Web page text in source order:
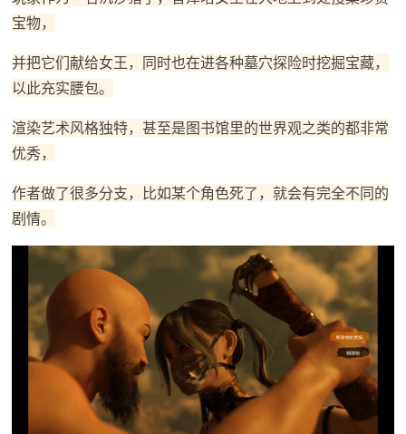
宝物，
并把它们献给女王，同时也在进各种墓穴探险时挖掘宝藏，
以此充实腰包。
渲染艺术风格独特，甚至是图书馆里的世界观之类的都非常
优秀，
作者做了很多分支，比如某个角色死了，就会有完全不同的
剧情。